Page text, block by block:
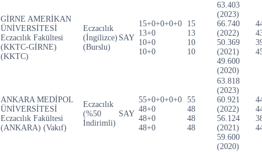
GİRNE AMERİKAN
ÜNİVERSİTESİ
Eczacılık Fakültesi
(KKTC-GİRNE)
(KKTC)
Eczacılık
(İngilizce)
(Burslu)
SAY
15+0+0+0+0
13+0
10+0
10+0
15
13
10
10
63.403
(2023)
66.740
(2022)
50.369
(2021)
49.600
(2020)
ANKARA MEDİPOL
ÜNİVERSİTESİ
Eczacılık Fakültesi
(ANKARA) (Vakıf)
Eczacılık
(%50
İndirimli)
SAY
55+0+0+0+0
48+0
48+0
48+0
55
48
48
48
63.818
(2023)
60.921
(2022)
56.124
(2021)
59.600
(2020)